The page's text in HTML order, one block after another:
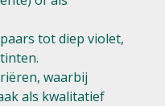
tot diep violet,
waarbij
als kwalitatief